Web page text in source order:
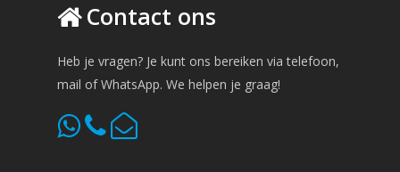
Contact ons
Heb je vragen? Je kunt ons bereiken via telefoon,
mail of WhatsApp. We helpen je graag!